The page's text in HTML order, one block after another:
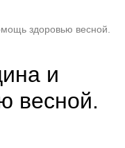
здоровью весной.
и
весной.